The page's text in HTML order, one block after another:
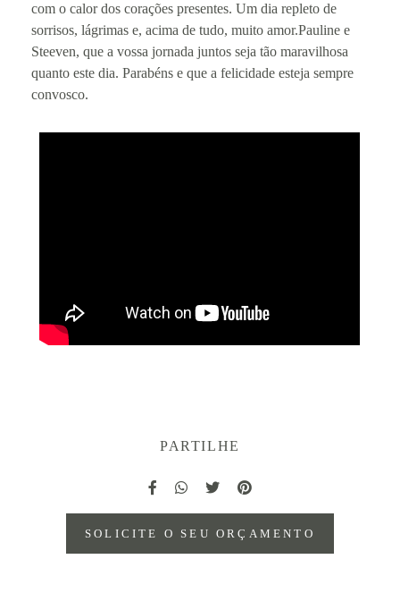
com o calor dos corações presentes. Um dia repleto de
sorrisos, lágrimas e, acima de tudo, muito amor.Pauline e
Steeven, que a vossa jornada juntos seja tão maravilhosa
quanto este dia. Parabéns e que a felicidade esteja sempre
convosco.
PARTILHE
SOLICITE O SEU ORÇAMENTO